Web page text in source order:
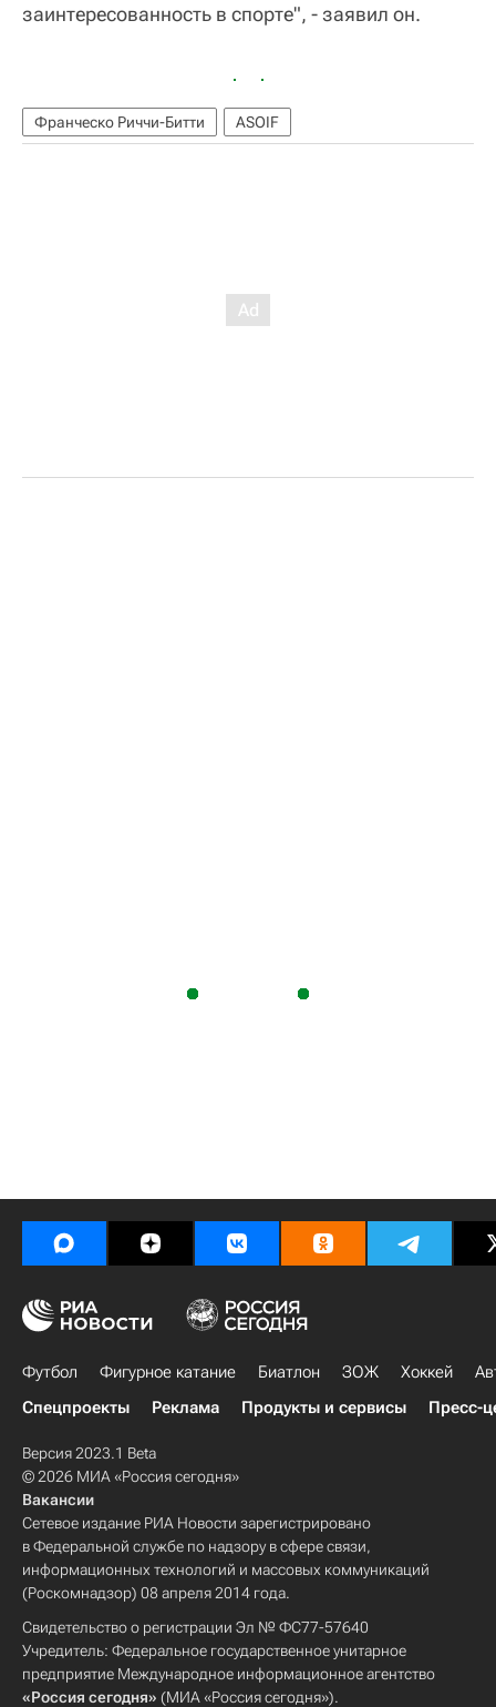
заинтересованность в спорте", - заявил он.
Франческо Риччи-Битти ASOIF
Футбол Фигурное катание Биатлон ЗОЖ Хоккей
Спецпроекты
Реклама Продукты и сервисы Пресс-
Версия 2023.1 Beta
© 2026 МИА «Россия сегодня»
Вакансии
Сетевое издание РИА Новости зарегистрировано
в Федеральной службе по надзору в сфере связи,
информационных технологий и массовых коммуникаций
(Роскомнадзор) 08 апреля 2014 года.
Свидетельство о регистрации Эл № ФС77-57640
Учредитель: Федеральное государственное унитарное
предприятие Международное информационное агентство
«Россия сегодня» (МИА «Россия сегодня»).